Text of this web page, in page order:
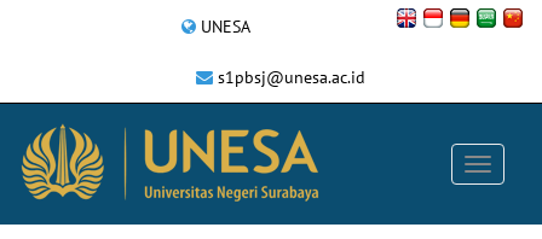
UNESA
s1pbsj@unesa.ac.id